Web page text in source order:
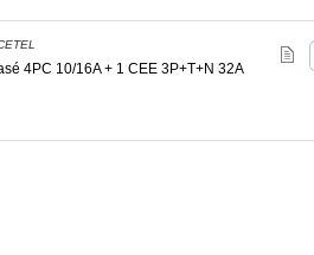
4PC 10/16A + 1 CEE 3P+T+N 32A